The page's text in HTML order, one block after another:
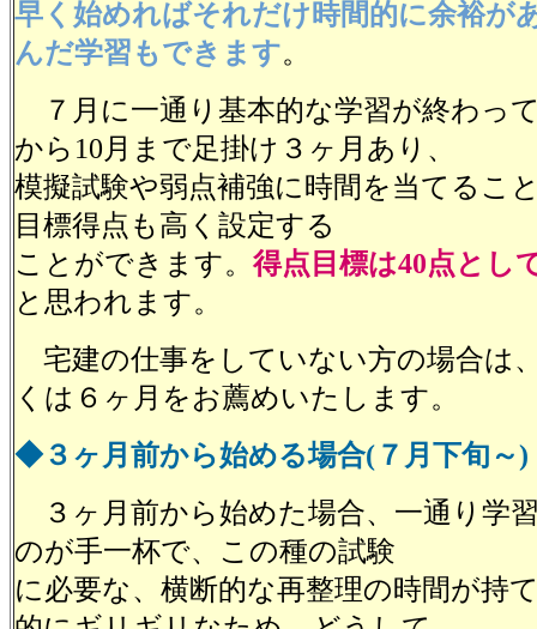
早く始めればそれだけ時間的に余裕が
んだ学習もできます。
７月に一通り基本的な学習が終わっ
から10月まで足掛け３ヶ月あり、
模擬試験や弱点補強に時間を当てるこ
目標得点も高く設定する
ことができます。 得点目標は40点とし
と思われます。
宅建の仕事をしていない方の場合は
くは６ヶ月をお薦めいたします。
◆３ヶ月前から始める場合(７月下旬～)
３ヶ月前から始めた場合、一通り学
のが手一杯で、この種の試験
に必要な、横断的な再整理の時間が持